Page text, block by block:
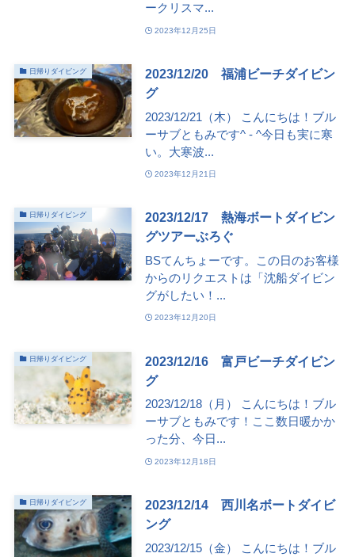
ークリスマ...
2023年12月25日
日帰りダイビング
2023/12/20 福浦ビーチダイビン
グ
2023/12/21（木） こんにちは！ブル
ーサブともみです^ - ^今日も実に寒
い。大寒波...
2023年12月21日
日帰りダイビング
2023/12/17 熱海ボートダイビン
グツアーぶろぐ
BSてんちょーです。この日のお客様
からのリクエストは「沈船ダイビン
グがしたい！...
2023年12月20日
日帰りダイビング
2023/12/16 富戸ビーチダイビン
グ
2023/12/18（月） こんにちは！ブル
ーサブともみです！ここ数日暖かか
った分、今日...
2023年12月18日
日帰りダイビング
2023/12/14 西川名ボートダイビ
ング
2023/12/15（金） こんにちは！ブル